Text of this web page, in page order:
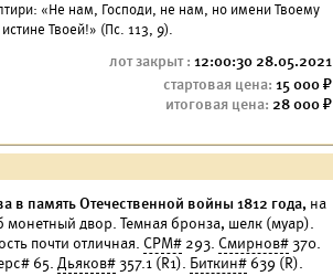
«Не нам, Господи, не нам, но имени Твоему
Твоей!» (Пс. 113, 9).
12:00:30 28.05.2021
15 000
28 000
в память Отечественной войны 1812 года, на
двор. Темная бронза, шелк (муар).
почти отличная. СРМ# 293. Смирнов#370.
65. Дьяков#357.1 (R1). Биткин# 639 (R).